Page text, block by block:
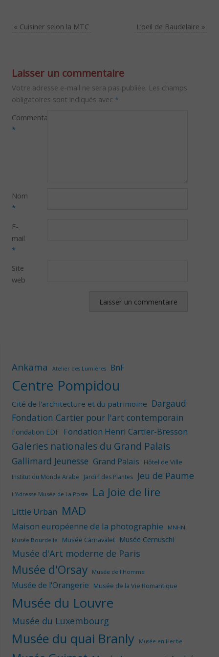
« Cuisiner selon la MTC L’oeil de Baudelaire »
Laisser un commentaire
Votre adresse e-mail ne sera pas publiée. Les champs
obligatoires sont indiqués avec *
Commentaire
*
Nom
*
E-
mail
*
Site
web
Ankama Atelier des Lumières BnF
Centre Pompidou
Cité de l'architecture et du patrimoine Dargaud
Fondation Cartier pour l'art contemporain
Fondation EDF Fondation Henri Cartier-Bresson
Galeries nationales du Grand Palais
Gallimard Jeunesse Grand Palais Hôtel de Ville
Institut du Monde Arabe Jardin des Plantes Jeu de Paume
L'Adresse Musée de La Poste La Joie de lire
Little Urban MAD
Maison européenne de la photographie
MNHN
Musée Bourdelle
Musée Carnavalet Musée Cernuschi
Musée d'Art moderne de Paris
Musée d'Orsay Musée de l'Homme
Musée de l'Orangerie Musée de la Vie Romantique
Musée du Louvre
Musée du Luxembourg
Musée du quai Branly Musée en Herbe